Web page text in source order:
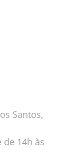
Santos,
de 14h às